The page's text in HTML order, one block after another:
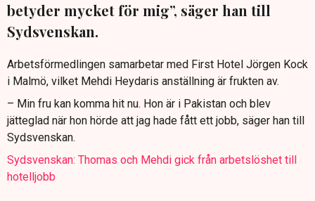
betyder mycket för mig”, säger han till
Sydsvenskan.
Arbetsförmedlingen samarbetar med First Hotel Jörgen Kock
i Malmö, vilket Mehdi Heydaris anställning är frukten av.
– Min fru kan komma hit nu. Hon är i Pakistan och blev
jätteglad när hon hörde att jag hade fått ett jobb, säger han till
Sydsvenskan.
Sydsvenskan: Thomas och Mehdi gick från arbetslöshet till
hotelljobb